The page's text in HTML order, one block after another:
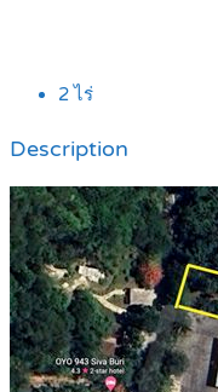
2ไร่
Description